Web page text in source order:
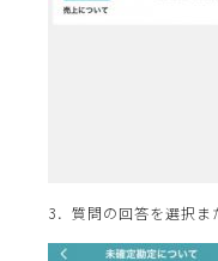
3．質問の回答を選択ま